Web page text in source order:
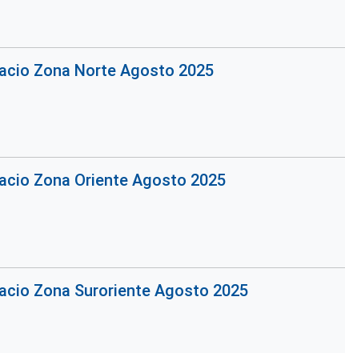
Zona Norte Agosto 2025
Zona Oriente Agosto 2025
Zona Suroriente Agosto 2025